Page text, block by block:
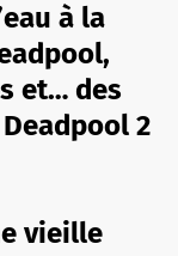
à la
et… des
2
vieille